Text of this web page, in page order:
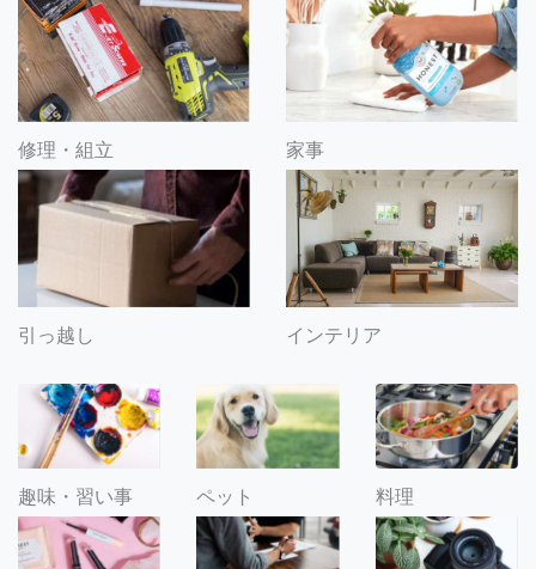
修理・組立 家事
引っ越し インテリア
趣味・習い事 ペット 料理